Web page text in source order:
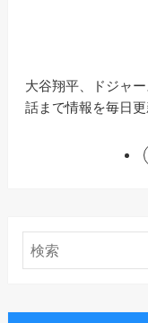
大谷翔平、ドジャ
話まで情報を毎日更